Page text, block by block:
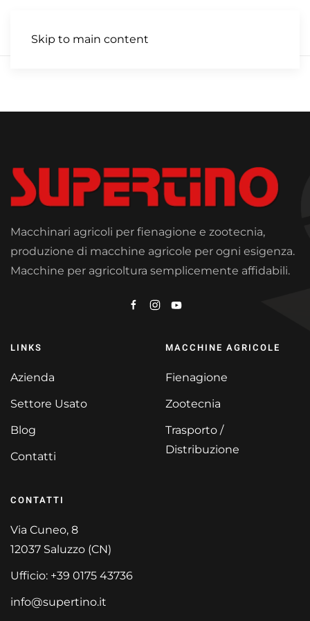
Skip to main content
Macchinari agricoli per fienagione e zootecnia,
produzione di macchine agricole per ogni esigenza.
Macchine per agricoltura semplicemente affidabili.
LINKS
Azienda
Settore Usato
Blog
Contatti
MACCHINE AGRICOLE
Fienagione
Zootecnia
Trasporto /
Distribuzione
CONTATTI
Via Cuneo, 8
12037 Saluzzo (CN)
Ufficio: +39 0175 43736
info@supertino.it